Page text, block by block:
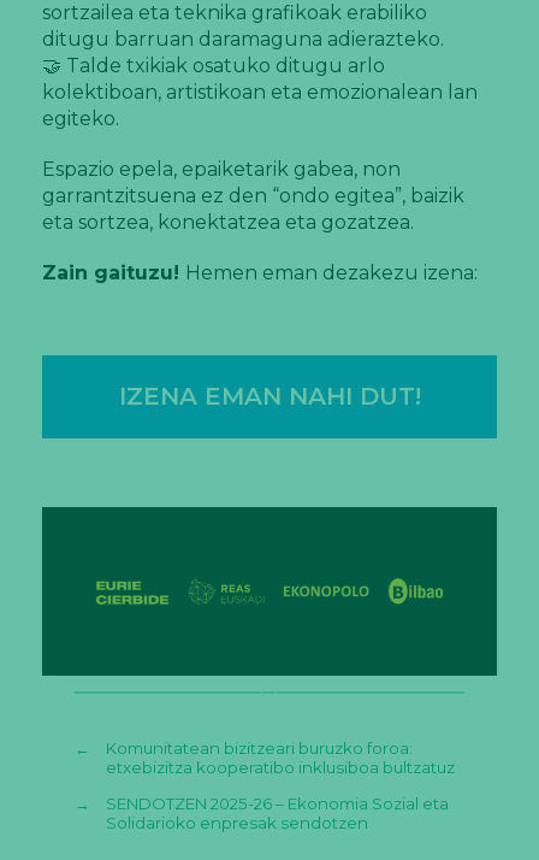
sortzailea eta teknika grafikoak erabiliko
ditugu barruan daramaguna adierazteko.
🤝 Talde txikiak osatuko ditugu arlo
kolektiboan, artistikoan eta emozionalean lan
egiteko.
Espazio epela, epaiketarik gabea, non
garrantzitsuena ez den “ondo egitea”, baizik
eta sortzea, konektatzea eta gozatzea.
Zain gaituzu! Hemen eman dezakezu izena:
IZENA EMAN NAHI DUT!
←
Komunitatean bizitzeari buruzko foroa:
etxebizitza kooperatibo inklusiboa bultzatuz
→
SENDOTZEN 2025-26 – Ekonomia Sozial eta
Solidarioko enpresak sendotzen